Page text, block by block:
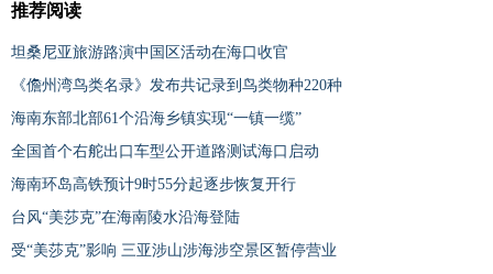
推荐阅读
坦桑尼亚旅游路演中国区活动在海口收官
《儋州湾鸟类名录》发布共记录到鸟类物种220种
海南东部北部61个沿海乡镇实现“一镇一缆”
全国首个右舵出口车型公开道路测试海口启动
海南环岛高铁预计9时55分起逐步恢复开行
台风“美莎克”在海南陵水沿海登陆
受“美莎克”影响 三亚涉山涉海涉空景区暂停营业